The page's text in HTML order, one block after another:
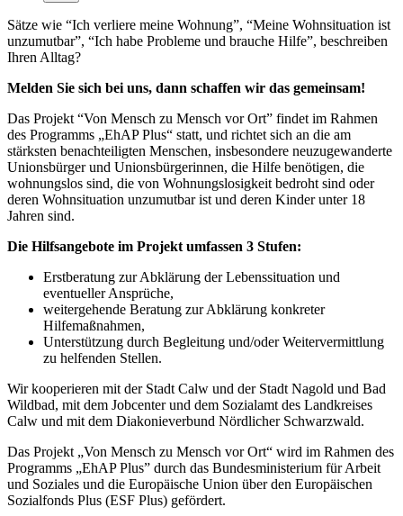
Sätze wie “Ich verliere meine Wohnung”, “Meine Wohnsituation ist
unzumutbar”, “Ich habe Probleme und brauche Hilfe”, beschreiben
Ihren Alltag?
Melden Sie sich bei uns, dann schaffen wir das gemeinsam!
Das Projekt “Von Mensch zu Mensch vor Ort” findet im Rahmen
des Programms „EhAP Plus“ statt, und richtet sich an die am
stärksten benachteiligten Menschen, insbesondere neuzugewanderte
Unionsbürger und Unionsbürgerinnen, die Hilfe benötigen, die
wohnungslos sind, die von Wohnungslosigkeit bedroht sind oder
deren Wohnsituation unzumutbar ist und deren Kinder unter 18
Jahren sind.
Die Hilfsangebote im Projekt umfassen 3 Stufen:
Erstberatung zur Abklärung der Lebenssituation und
eventueller Ansprüche,
weitergehende Beratung zur Abklärung konkreter
Hilfemaßnahmen,
Unterstützung durch Begleitung und/oder Weitervermittlung
zu helfenden Stellen.
Wir kooperieren mit der Stadt Calw und der Stadt Nagold und Bad
Wildbad, mit dem Jobcenter und dem Sozialamt des Landkreises
Calw und mit dem Diakonieverbund Nördlicher Schwarzwald.
Das Projekt „Von Mensch zu Mensch vor Ort“ wird im Rahmen des
Programms „EhAP Plus” durch das Bundesministerium für Arbeit
und Soziales und die Europäische Union über den Europäischen
Sozialfonds Plus (ESF Plus) gefördert.